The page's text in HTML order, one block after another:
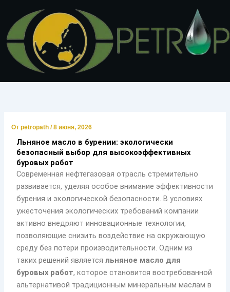
содержимому
Отpetropath/8 июня, 2026
Льняное масло в бурении: экологически
безопасный выбор для высокоэффективных
буровых работ
Современная нефтегазовая отрасль стремительно
развивается, уделяя особое внимание эффективности
бурения и экологической безопасности. В условиях
ужесточения экологических требований компании
активно внедряют инновационные технологии,
позволяющие снизить воздействие на окружающую
среду без потери производительности. Одним из
таких решений являетсяльняное масло для
буровых работ, которое становится востребованной
альтернативой традиционным минеральным маслам в